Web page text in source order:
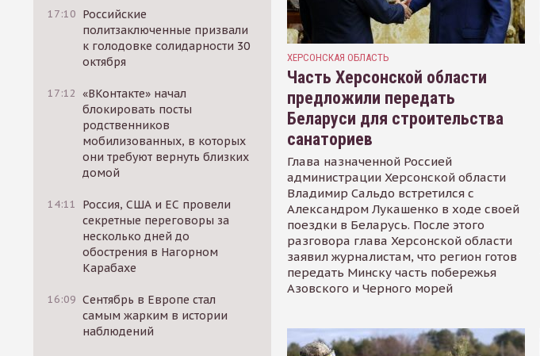
17:10 Российские
политзаключенные призвали
к голодовке солидарности 30
октября
17:12 «ВКонтакте» начал
блокировать посты
родственников
мобилизованных, в которых
они требуют вернуть близких
домой
14:11
Россия, США и ЕС провели
секретные переговоры за
несколько дней до
обострения в Нагорном
Карабахе
16:09 Сентябрь в Европе стал
самым жарким в истории
наблюдений
ХЕРСОНСКАЯ ОБЛАСТЬ
Часть Херсонской области
предложили передать
Беларуси для строительства
санаториев
Глава назначенной Россией
администрации Херсонской области
Владимир Сальдо встретился с
Александром Лукашенко в ходе своей
поездки в Беларусь. После этого
разговора глава Херсонской области
заявил журналистам, что регион готов
передать Минску часть побережья
Азовского и Черного морей